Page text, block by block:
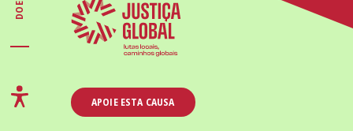
DOE
APOIE ESTA CAUSA